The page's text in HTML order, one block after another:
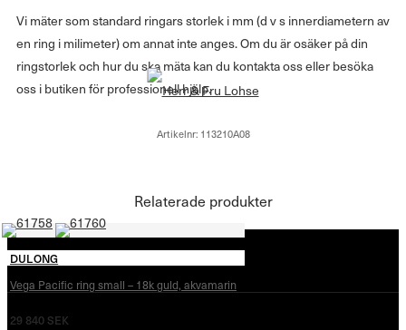
Vi mäter som standard ringars storlek i mm (d v s innerdiametern av
en ring i milimeter) om annat inte anges. Om du är osäker på din
ringstorlek och hur du ska mäta kan du kontakta oss eller besöka
oss i butiken för professionell hjälp.
Artikelnr: 113210A08
Relaterade produkter
DULONG
Vega Pacific ring small – 18k guld, akvamarin
29 840 SEK